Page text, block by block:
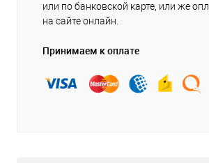
или по банковской карте, или же
на сайте онлайн.
Принимаем к оплате